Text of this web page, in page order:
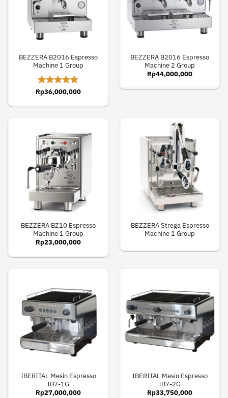
BEZZERA B2016 Espresso
Machine 1 Group
Rated5
Rp36,000,000
BEZZERA B2016 Espresso
Machine 2 Group
Rp44,000,000
BEZZERA BZ10 Espresso
Machine 1 Group
Rp23,000,000
BEZZERA Strega Espresso
Machine 1 Group
IBERITAL Mesin Espresso
IB7-1G
Rp27,000,000
IBERITAL Mesin Espresso
IB7-2G
Rp33,750,000